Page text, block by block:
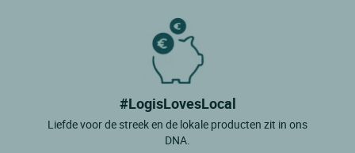
#LogisLovesLocal
Liefde voor de streek en de lokale producten zit in ons
DNA.